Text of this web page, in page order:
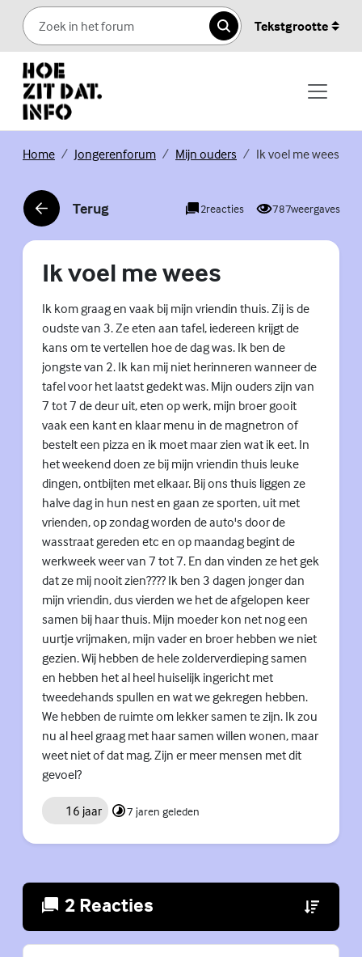
Skip to content
Zoeken
Tekstgrootte
Home(Externe link)
Jongerenforum(Externe link)
Mijn ouders (Externe link)
Ik voel me wees
Terug
(Externe link) 2reacties 787weergaves
Ik voel me wees
Ik kom graag en vaak bij mijn vriendin thuis. Zij is de
oudste van 3. Ze eten aan tafel, iedereen krijgt de
kans om te vertellen hoe de dag was. Ik ben de
jongste van 2. Ik kan mij niet herinneren wanneer de
tafel voor het laatst gedekt was. Mijn ouders zijn van
7 tot 7 de deur uit, eten op werk, mijn broer gooit
vaak een kant en klaar menu in de magnetron of
bestelt een pizza en ik moet maar zien wat ik eet. In
het weekend doen ze bij mijn vriendin thuis leuke
dingen, ontbijten met elkaar. Bij ons thuis liggen ze
halve dag in hun nest en gaan ze sporten, uit met
vrienden, op zondag worden de auto's door de
wasstraat gereden etc en op maandag begint de
werkweek weer van 7 tot 7. En dan vinden ze het gek
dat ze mij nooit zien???? Ik ben 3 dagen jonger dan
mijn vriendin, dus vierden we het de afgelopen keer
samen bij haar thuis. Mijn moeder kon net nog een
uurtje vrijmaken, mijn vader en broer hebben we niet
gezien. Wij hebben de hele zolderverdieping samen
en hebben het al heel huiselijk ingericht met
tweedehands spullen en wat we gekregen hebben.
We hebben de ruimte om lekker samen te zijn. Ik zou
nu al heel graag met haar samen willen wonen, maar
weet niet of dat mag. Zijn er meer mensen met dit
gevoel?
16 jaar 7 jaren geleden
2 Reacties (Externe